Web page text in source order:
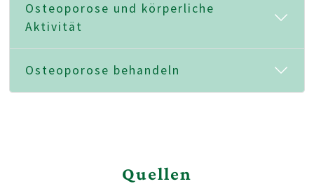
Osteoporose und körperliche
Aktivität
Osteoporose behandeln
Quellen